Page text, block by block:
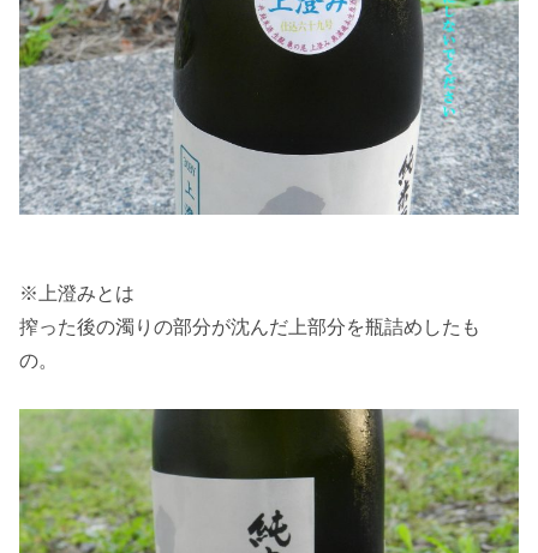
※上澄みとは
搾った後の濁りの部分が沈んだ上部分を瓶詰めしたも
の。